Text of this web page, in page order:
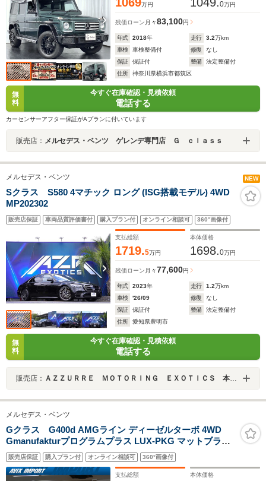
1069万円 1049.0万円
残価ローン 月々83,100円
年式 2018年 走行 3.2万km
車検
車検整備付 修復
なし
保証
保証付 整備
法定整備付
住所
神奈川県横浜市都筑区
無
料
今すぐ在庫確認・見積依頼
電話する
カーセンサーアフター保証がAプランに付いています
販売店： メルセデス・ベンツ ゲレンデ専門店 Ｇ ｃｌａｓｓ
メルセデス・ベンツ NEW
Sクラス S580 4マチック ロング (ISG搭載モデル) 4WD
MP202302
販売店保証 車両品質評価書付 購入プラン付 オンライン相談可 360°画像付
支払総額
1719.5万円
本体価格
1698.0万円
残価ローン 月々77,600円
年式 2023年 走行 1.2万km
車検
'26/09 修復
なし
保証
保証付 整備
法定整備付
住所
愛知県豊明市
無
料
今すぐ在庫確認・見積依頼
電話する
販売店： ＡＺＺＵＲＲＥ ＭＯＴＯＲＩＮＧ ＥＸＯＴＩＣＳ 本社ショールーム
メルセデス・ベンツ
Gクラス G400d AMGライン ディーゼルターボ 4WD
Gmanufakturプログラムプラス LUX-PKG マットブラッ
クカスタム アダプティブダンピングS ガラスSR ホワイト
ナッパ革 RSP ベンチレーション 純正HDDナビ地デジ
360°カメラ ブルメスター AMG20AW 禁煙 新車保証
販売店保証 購入プラン付 オンライン相談可 360°画像付
支払総額 本体価格